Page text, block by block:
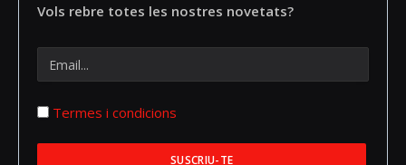
Vols rebre totes les nostres novetats?
Termes i condicions